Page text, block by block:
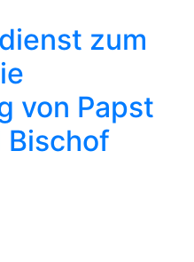
zum
von Papst
Bischof